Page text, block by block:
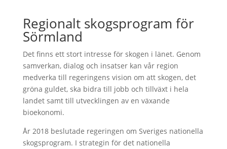
Regionalt skogsprogram för
Sörmland
Det finns ett stort intresse för skogen i länet. Genom
samverkan, dialog och insatser kan vår region
medverka till regeringens vision om att skogen, det
gröna guldet, ska bidra till jobb och tillväxt i hela
landet samt till utvecklingen av en växande
bioekonomi.
År 2018 beslutade regeringen om Sveriges nationella
skogsprogram. I strategin för det nationella